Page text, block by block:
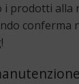
i prodotti alla
conferma